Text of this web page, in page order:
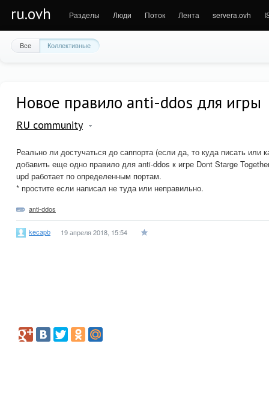
ru.ovh Разделы Люди Поток Лента servera.ovh
Все Коллективные
Новое правило anti-ddos для игры
RU community
Реально ли достучаться до саппорта (если да, то куда писать или
добавить еще одно правило для anti-ddos к игре Dont Starge
upd работает по определенным портам.
* простите если написал не туда или неправильно.
anti-ddos
kecapb 19 апреля 2018, 15:54